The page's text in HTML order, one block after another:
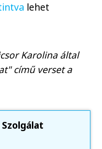
lehet
Karolina által
című verset a